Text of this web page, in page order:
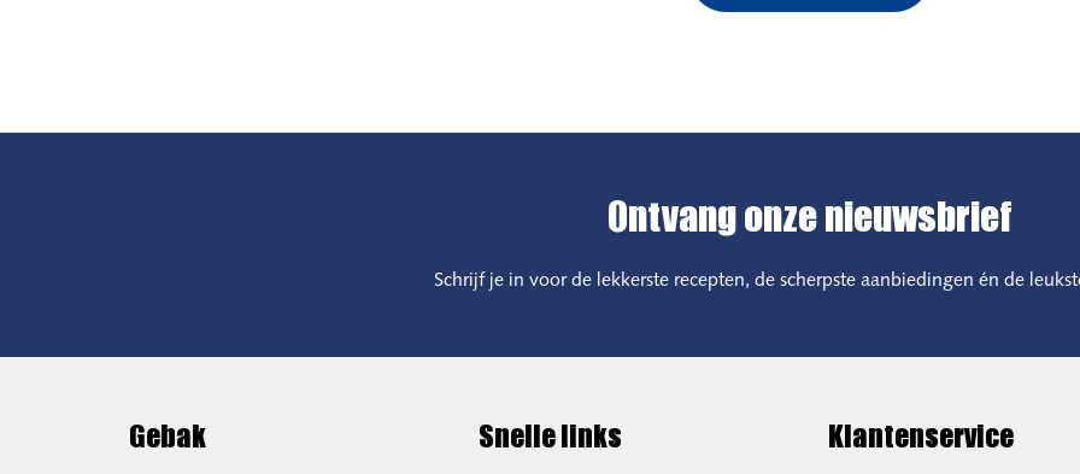
Ontvang onze nieuwsbrief
Schrijf je in voor de lekkerste recepten, de scherpste aanbiedingen én de
Gebak Snelle links Klantenservice